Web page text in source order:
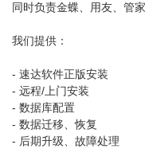
同时负责金蝶、用友、管
我们提供：
- 速达软件正版安装
- 远程/上门安装
- 数据库配置
- 数据迁移、恢复
- 后期升级、故障处理